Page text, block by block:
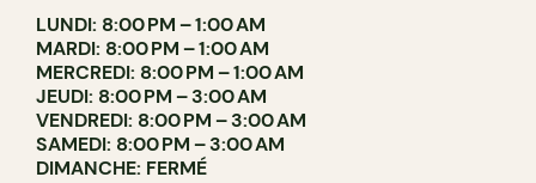
LUNDI: 8:00 PM – 1:00 AM
MARDI: 8:00 PM – 1:00 AM
MERCREDI: 8:00 PM – 1:00 AM
JEUDI: 8:00 PM – 3:00 AM
VENDREDI: 8:00 PM – 3:00 AM
SAMEDI: 8:00 PM – 3:00 AM
DIMANCHE: FERMÉ